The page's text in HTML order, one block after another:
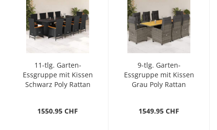
11-tlg. Garten-
Essgruppe mit Kissen
Schwarz Poly Rattan
1550.95 CHF
9-tlg. Garten-
Essgruppe mit Kissen
Grau Poly Rattan
1549.95 CHF